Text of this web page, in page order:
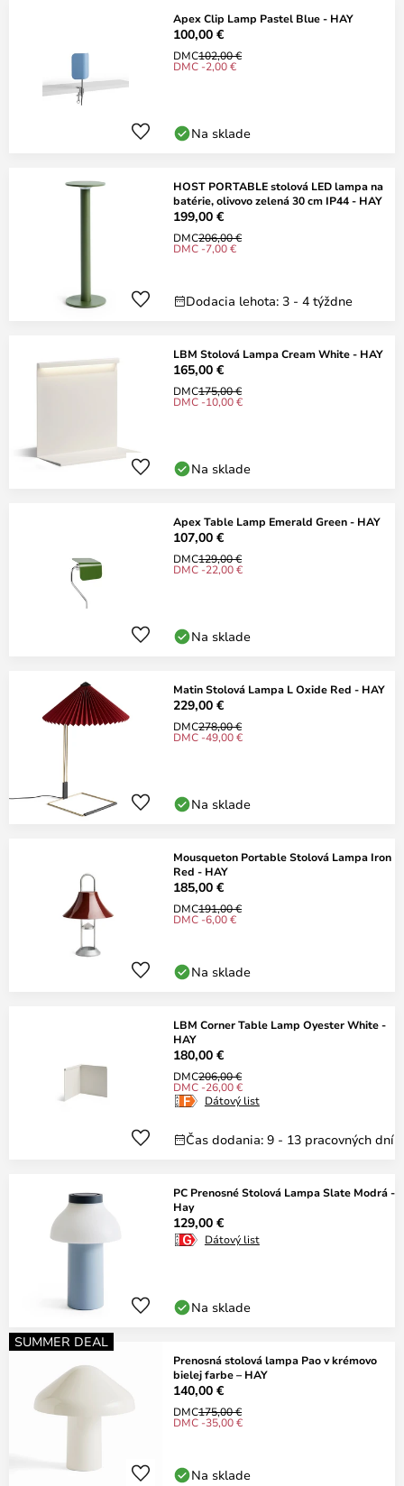
Apex Clip Lamp Pastel Blue - HAY
100,00 €
DMC102,00 €
DMC -2,00 €
Na sklade
HOST PORTABLE stolová LED lampa na
batérie, olivovo zelená 30 cm IP44 - HAY
199,00 €
DMC206,00 €
DMC -7,00 €
Dodacia lehota: 3 - 4 týždne
LBM Stolová Lampa Cream White - HAY
165,00 €
DMC175,00 €
DMC -10,00 €
Na sklade
Apex Table Lamp Emerald Green - HAY
107,00 €
DMC129,00 €
DMC -22,00 €
Na sklade
Matin Stolová Lampa L Oxide Red - HAY
229,00 €
DMC278,00 €
DMC -49,00 €
Na sklade
Mousqueton Portable Stolová Lampa Iron
Red - HAY
185,00 €
DMC191,00 €
DMC -6,00 €
Na sklade
LBM Corner Table Lamp Oyester White -
HAY
180,00 €
DMC206,00 €
DMC -26,00 €
Dátový list
Čas dodania: 9 - 13 pracovných dní
PC Prenosné Stolová Lampa Slate Modrá -
Hay
129,00 €
Dátový list
Na sklade
SUMMER DEAL
Prenosná stolová lampa Pao v krémovo
bielej farbe – HAY
140,00 €
DMC175,00 €
DMC -35,00 €
Na sklade